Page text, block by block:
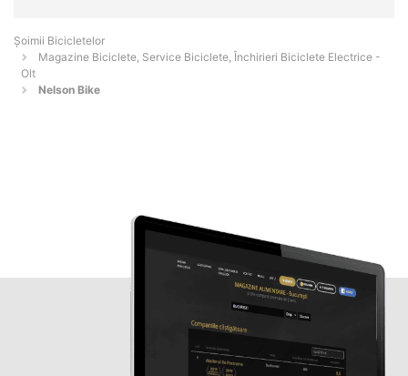
Șoimii Bicicletelor
Magazine Biciclete, Service Biciclete, Închirieri Biciclete Electrice -
Olt
Nelson Bike